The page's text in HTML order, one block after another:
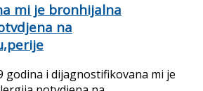
mi je bronhijalna
na
godina i dijagnostifikovana mi je